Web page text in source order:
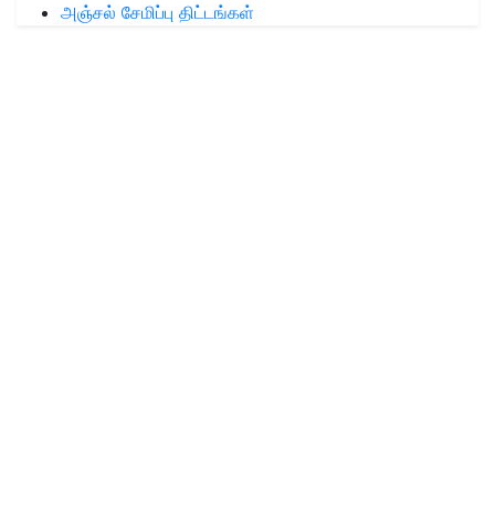
அஞ்சல் சேமிப்பு திட்டங்கள்